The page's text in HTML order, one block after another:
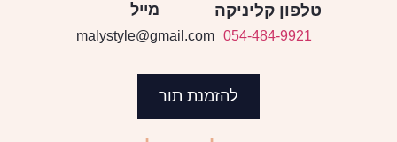
טלפון קליניקה
054-484-9921
מייל
malystyle@gmail.com
להזמנת תור